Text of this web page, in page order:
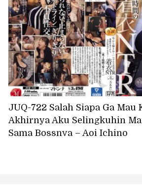
JUQ-722 Salah Siapa Ga Mau
Akhirnya Aku Selingkuhin
Sama Bossnya – Aoi Ichino